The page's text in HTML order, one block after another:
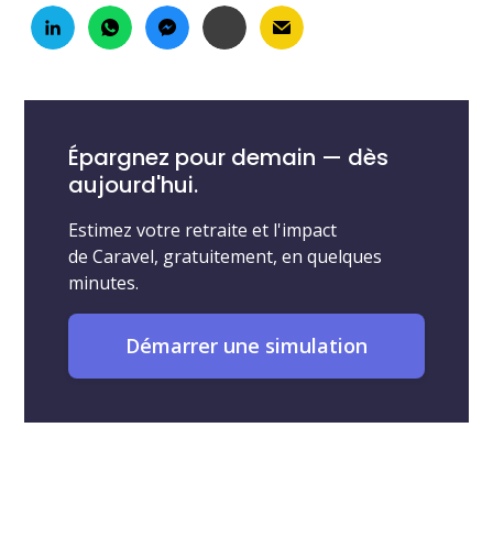
Épargnez pour demain — dès
aujourd'hui.
Estimez votre retraite et l'impact
de Caravel, gratuitement, en quelques
minutes.
Démarrer une simulation